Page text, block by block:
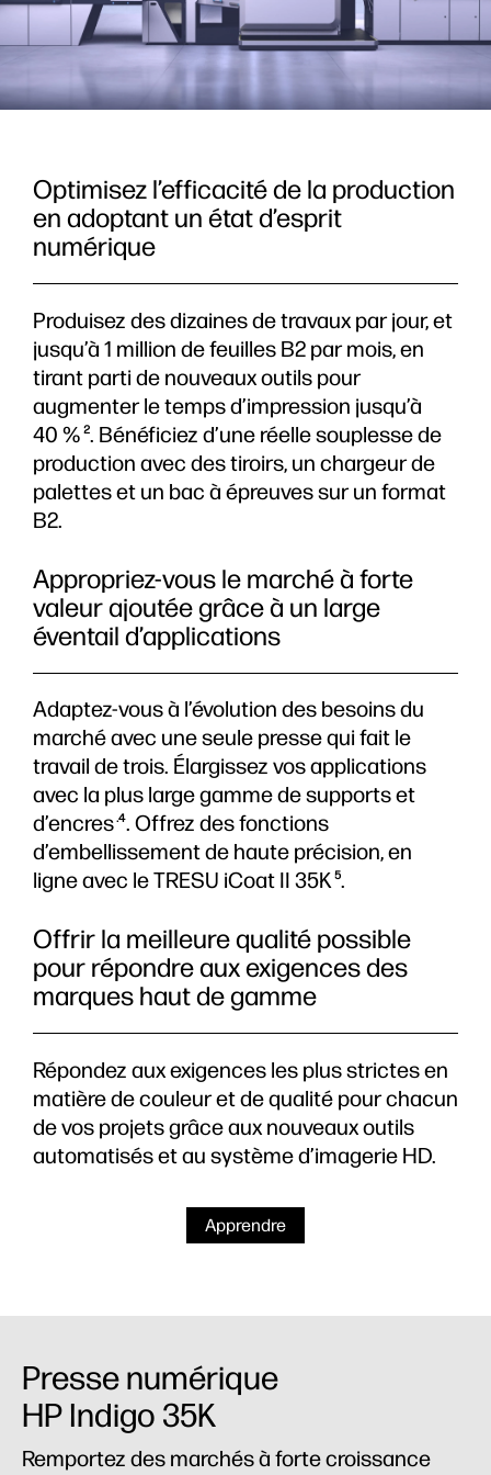
Optimisez l’efficacité de la production
en adoptant un état d’esprit
numérique
Produisez des dizaines de travaux par jour, et
jusqu’à 1 million de feuilles B2 par mois, en
tirant parti de nouveaux outils pour
augmenter le temps d’impression jusqu’à
40 % 2. Bénéficiez d’une réelle souplesse de
production avec des tiroirs, un chargeur de
palettes et un bac à épreuves sur un format
B2.
Appropriez-vous le marché à forte
valeur ajoutée grâce à un large
éventail d’applications
Adaptez-vous à l’évolution des besoins du
marché avec une seule presse qui fait le
travail de trois. Élargissez vos applications
avec la plus large gamme de supports et
d’encres.4. Offrez des fonctions
d’embellissement de haute précision, en
ligne avec le TRESU iCoat II 35K5.
Offrir la meilleure qualité possible
pour répondre aux exigences des
marques haut de gamme
Répondez aux exigences les plus strictes en
matière de couleur et de qualité pour chacun
de vos projets grâce aux nouveaux outils
automatisés et au système d’imagerie HD.
Apprendre
Presse numérique
HP Indigo 35K
Remportez des marchés à forte croissance